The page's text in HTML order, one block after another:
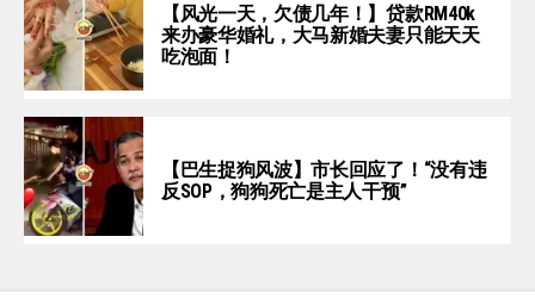
【风光一天，欠债几年！】贷款RM40k
来办豪华婚礼，大马新婚夫妻只能天天
吃泡面！
【巴生捉狗风波】市长回应了！“没有违
反SOP，狗狗死亡是主人干预”